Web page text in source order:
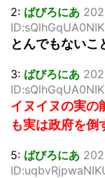
2: ばびろにあ
とんでもないこ
3: ばびろにあ
イヌイヌの実の
も実は政府を倒
5: ばびろにあ